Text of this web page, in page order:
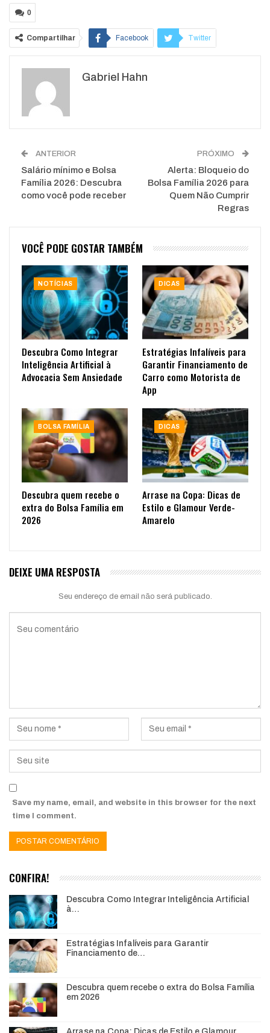
0
Compartilhar Facebook Twitter
WhatsApp
Gabriel Hahn
ANTERIOR
Salário mínimo e Bolsa
Família 2026: Descubra
como você pode receber
PRÓXIMO
Alerta: Bloqueio do
Bolsa Família 2026 para
Quem Não Cumprir
Regras
VOCÊ PODE GOSTAR TAMBÉM
NOTÍCIAS
Descubra Como Integrar
Inteligência Artificial à
Advocacia Sem Ansiedade
DICAS
Estratégias Infalíveis para
Garantir Financiamento de
Carro como Motorista de
App
BOLSA FAMÍLIA
Descubra quem recebe o
extra do Bolsa Família em
2026
DICAS
Arrase na Copa: Dicas de
Estilo e Glamour Verde-
Amarelo
DEIXE UMA RESPOSTA
Seu endereço de email não será publicado.
Save my name, email, and website in this browser for the next
time I comment.
CONFIRA!
Descubra Como Integrar Inteligência Artificial
à…
Estratégias Infalíveis para Garantir
Financiamento de…
Descubra quem recebe o extra do Bolsa Família
em 2026